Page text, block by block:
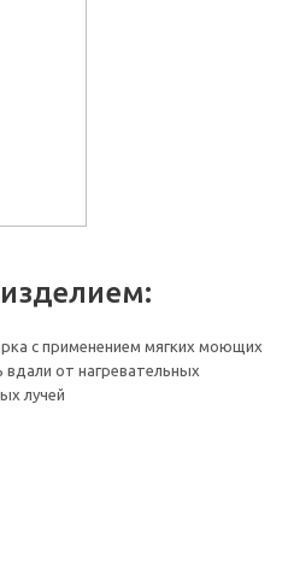
с применением мягких моющих
от нагревательных
лучей